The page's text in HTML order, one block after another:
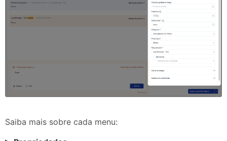
Saiba mais sobre cada menu: